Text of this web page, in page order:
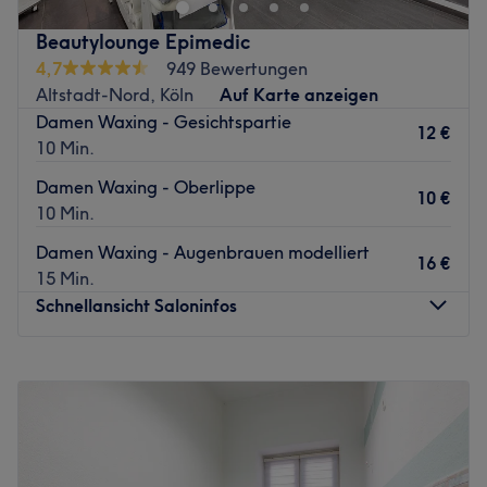
Atmosphäre: Modern, hochwertig, professionell.
Expertise: Gesichtsbehandlungen, Haarentfernung,
Augenbrauen- und Wimpernstyling.
Produkte und Produktenmarken: Augenmanufaktur,
Colibri
Extras: Drinks und mega-zentrale Lage.
Zurück zur Salonansicht
Beautylounge Epimedic
4,7
949 Bewertungen
Altstadt-Nord, Köln
Auf Karte anzeigen
Damen Waxing - Gesichtspartie
10 Min.
12 €
Damen Waxing - Oberlippe
10 Min.
10 €
Damen Waxing - Augenbrauen modelliert
15 Min.
16 €
Schnellansicht Saloninfos
09:30
09:30